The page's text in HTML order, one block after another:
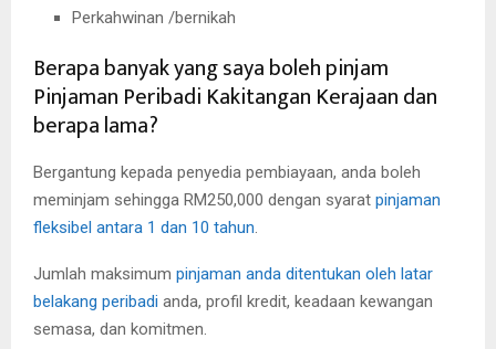
Perkahwinan /bernikah
Berapa banyak yang saya boleh pinjam
Pinjaman Peribadi Kakitangan Kerajaan dan
berapa lama?
Bergantung kepada penyedia pembiayaan, anda boleh
meminjam sehingga RM250,000 dengan syarat pinjaman
fleksibel antara 1 dan 10 tahun
Jumlah maksimum pinjaman anda ditentukan oleh latar
belakang peribadi anda, profil kredit, keadaan kewangan
semasa, dan komitmen.